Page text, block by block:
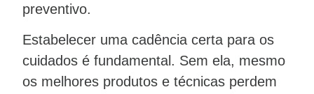
preventivo.
Estabelecer uma cadência certa para os
cuidados é fundamental. Sem ela, mesmo
os melhores produtos e técnicas perdem